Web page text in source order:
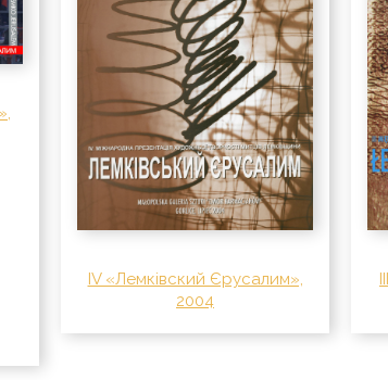
IV «Лемківский Єрусалим»,
2004